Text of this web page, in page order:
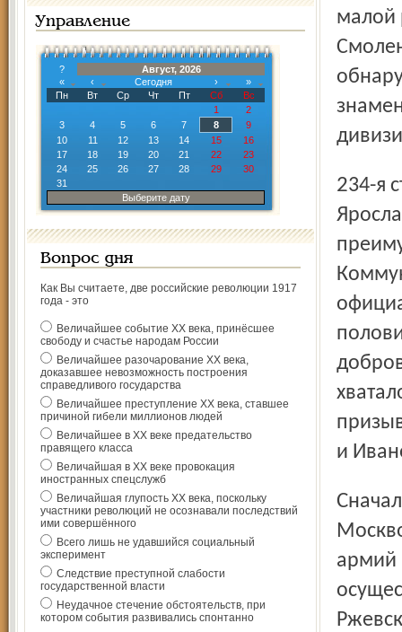
Управление
?
Август, 2026
«
‹ Сегодня ›
»
Пн
Вт Ср Чт Пт Сб
Вс
1
2
3
4 5 6 7 8
9
10
11 12 13 14 15
16
17
18 19 20 21 22
23
24
25 26 27 28 29
30
31
Выберите дату
Вопрос дня
Как Вы считаете, две российские революции 1917
года - это
Величайшее событие ХХ века, принёсшее
свободу и счастье народам России
Величайшее разочарование ХХ века,
доказавшее невозможность построения
справедливого государства
Величайшее преступление ХХ века, ставшее
причиной гибели миллионов людей
Величайшее в ХХ веке предательство
правящего класса
Величайшая в ХХ веке провокация
иностранных спецслужб
Величайшая глупость ХХ века, поскольку
участники революций не осознавали последствий
ими совершённого
Всего лишь не удавшийся социальный
эксперимент
Следствие преступной слабости
государственной власти
Неудачное стечение обстоятельств, при
котором события развивались спонтанно
малой
234-я стрелковая дивизия получила наименование
и
Сначала Ставка решила развивать наступление под
армий